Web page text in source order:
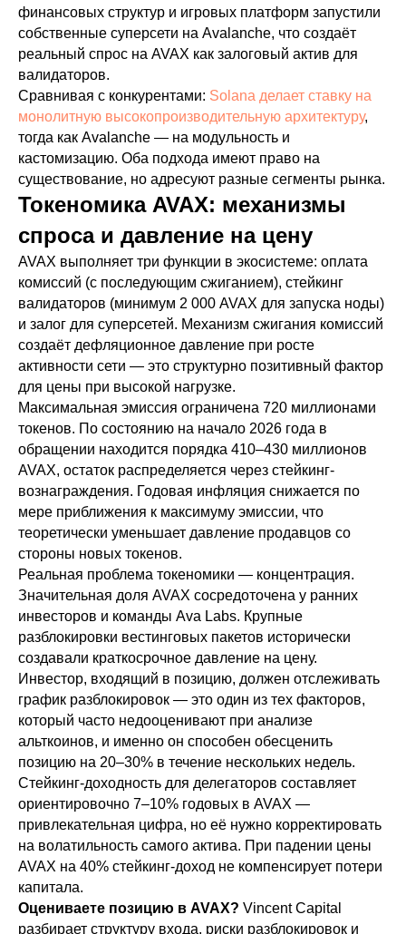
финансовых структур и игровых платформ запустили
собственные суперсети на Avalanche, что создаёт
реальный спрос на AVAX как залоговый актив для
валидаторов.
Сравнивая с конкурентами: Solana делает ставку на
монолитную высокопроизводительную архитектуру,
тогда как Avalanche — на модульность и
кастомизацию. Оба подхода имеют право на
существование, но адресуют разные сегменты рынка.
Токеномика AVAX: механизмы
спроса и давление на цену
AVAX выполняет три функции в экосистеме: оплата
комиссий (с последующим сжиганием), стейкинг
валидаторов (минимум 2 000 AVAX для запуска ноды)
и залог для суперсетей. Механизм сжигания комиссий
создаёт дефляционное давление при росте
активности сети — это структурно позитивный фактор
для цены при высокой нагрузке.
Максимальная эмиссия ограничена 720 миллионами
токенов. По состоянию на начало 2026 года в
обращении находится порядка 410–430 миллионов
AVAX, остаток распределяется через стейкинг-
вознаграждения. Годовая инфляция снижается по
мере приближения к максимуму эмиссии, что
теоретически уменьшает давление продавцов со
стороны новых токенов.
Реальная проблема токеномики — концентрация.
Значительная доля AVAX сосредоточена у ранних
инвесторов и команды Ava Labs. Крупные
разблокировки вестинговых пакетов исторически
создавали краткосрочное давление на цену.
Инвестор, входящий в позицию, должен отслеживать
график разблокировок — это один из тех факторов,
который часто недооценивают при анализе
альткоинов, и именно он способен обесценить
позицию на 20–30% в течение нескольких недель.
Стейкинг-доходность для делегаторов составляет
ориентировочно 7–10% годовых в AVAX —
привлекательная цифра, но её нужно корректировать
на волатильность самого актива. При падении цены
AVAX на 40% стейкинг-доход не компенсирует потери
капитала.
Оцениваете позицию в AVAX? Vincent Capital
разбирает структуру входа, риски разблокировок и